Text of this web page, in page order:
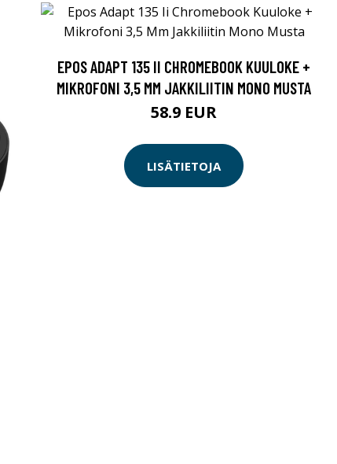
EPOS ADAPT 135 II CHROMEBOOK KUULOKE +
MIKROFONI 3,5 MM JAKKILIITIN MONO MUSTA
58.9 EUR
LISÄTIETOJA